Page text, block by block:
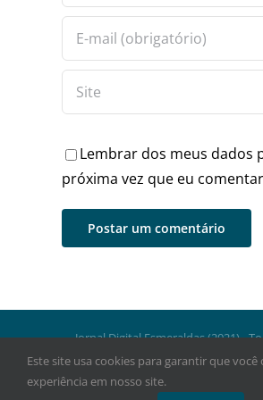
Lembrar dos meus dados
próxima vez que eu
Jornal Digital Esmeraldas (2021) -
reservados.
Este site usa cookies para garantir que
experiência em nosso site.